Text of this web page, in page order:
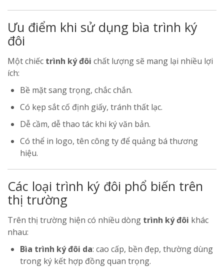
Ưu điểm khi sử dụng bìa trình ký
đôi
Một chiếc trình ký đôi chất lượng sẽ mang lại nhiều lợi
ích:
Bề mặt sang trọng, chắc chắn.
Có kẹp sắt cố định giấy, tránh thất lạc.
Dễ cầm, dễ thao tác khi ký văn bản.
Có thể in logo, tên công ty để quảng bá thương
hiệu.
Các loại trình ký đôi phổ biến trên
thị trường
Trên thị trường hiện có nhiều dòng trình ký đôi khác
nhau:
Bìa trình ký đôi da: cao cấp, bền đẹp, thường dùng
trong ký kết hợp đồng quan trọng.